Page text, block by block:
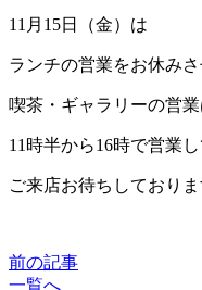
11月15日（金）は
ランチの営業をお休みさ
喫茶・ギャラリーの営業
11時半から16時で営業し
ご来店お待ちしておりま
前の記事
一覧へ